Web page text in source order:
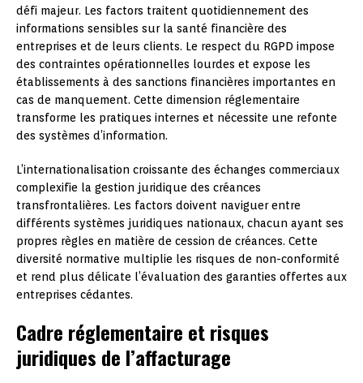
défi majeur. Les factors traitent quotidiennement des
informations sensibles sur la santé financière des
entreprises et de leurs clients. Le respect du RGPD impose
des contraintes opérationnelles lourdes et expose les
établissements à des sanctions financières importantes en
cas de manquement. Cette dimension réglementaire
transforme les pratiques internes et nécessite une refonte
des systèmes d’information.
L’internationalisation croissante des échanges commerciaux
complexifie la gestion juridique des créances
transfrontalières. Les factors doivent naviguer entre
différents systèmes juridiques nationaux, chacun ayant ses
propres règles en matière de cession de créances. Cette
diversité normative multiplie les risques de non-conformité
et rend plus délicate l’évaluation des garanties offertes aux
entreprises cédantes.
Cadre réglementaire et risques
juridiques de l’affacturage